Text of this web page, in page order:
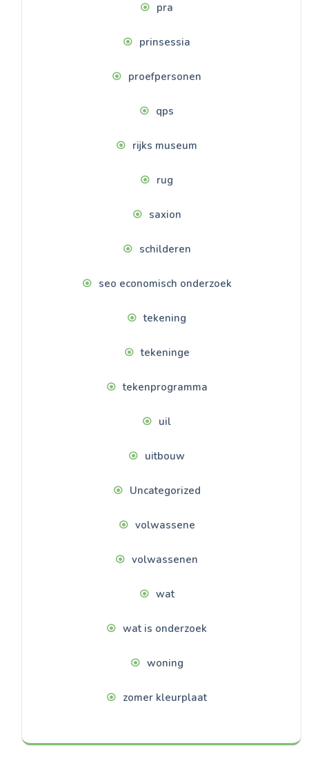
pra
prinsessia
proefpersonen
qps
rijks museum
rug
saxion
schilderen
seo economisch onderzoek
tekening
tekeninge
tekenprogramma
uil
uitbouw
Uncategorized
volwassene
volwassenen
wat
wat is onderzoek
woning
zomer kleurplaat